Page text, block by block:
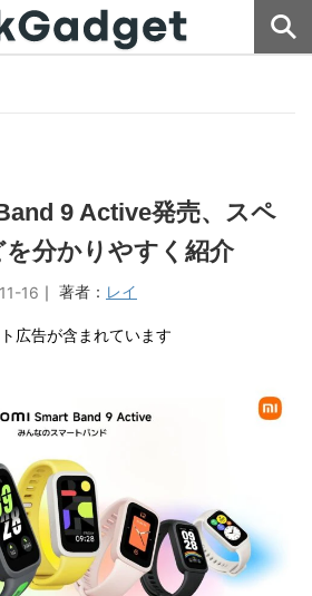
9 Active発売、スペ
分かりやすく紹介
16 ｜ 著者： レイ
広告が含まれています